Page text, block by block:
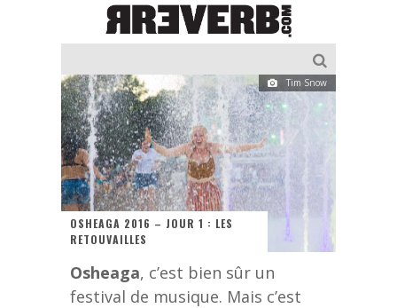
Tim Snow
OSHEAGA 2016 – JOUR 1 : LES
RETOUVAILLES
Osheaga, c’est bien sûr un
festival de musique. Mais c’est